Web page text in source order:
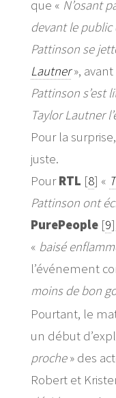
que « N’osant
devant le public
Pattinson se
Lautner», avant
Pattinson s’est
Taylor Lautner
Pour la surprise,
juste.
PourRTL [8] «
Pattinson ont
PurePeople [9]
« baisé
l’événement
moins de bon
Pourtant, le
un début
proche» des
Robert et